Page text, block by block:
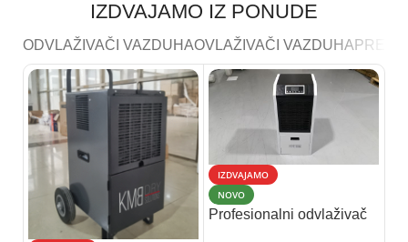
IZDVAJAMO IZ PONUDE
ODVLAŽIVAČI VAZDUHAOVLAŽIVAČI VAZDUHA
IZDVAJAMO
NOVO
Profesionalni odvlaživač